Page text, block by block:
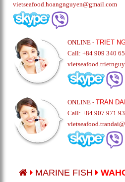
vietseafood.hoangnguyen@gmail.com
ONLINE -TRIET
Call: +84 909 340
ONLINE -TRAN DAI
Call: +84 907 971
MARINE FISH